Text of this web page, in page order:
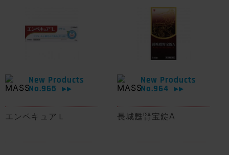
New Products
No.965
▶▶
エンペキュアＬ
New Products
No.964
▶▶
長城甦腎宝錠A